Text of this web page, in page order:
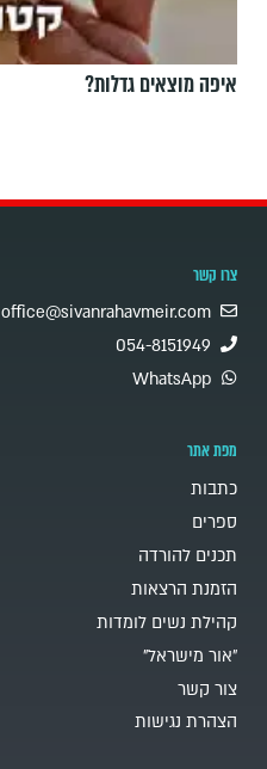
איפה מוצאים גדלות?
צרו קשר
office@sivanrahavmeir.com
054-8151949
WhatsApp
מפת אתר
כתבות
ספרים
תכנים להורדה
הזמנת הרצאות
קהילת נשים לומדות
"אור מישראל"
צור קשר
הצהרת נגישות